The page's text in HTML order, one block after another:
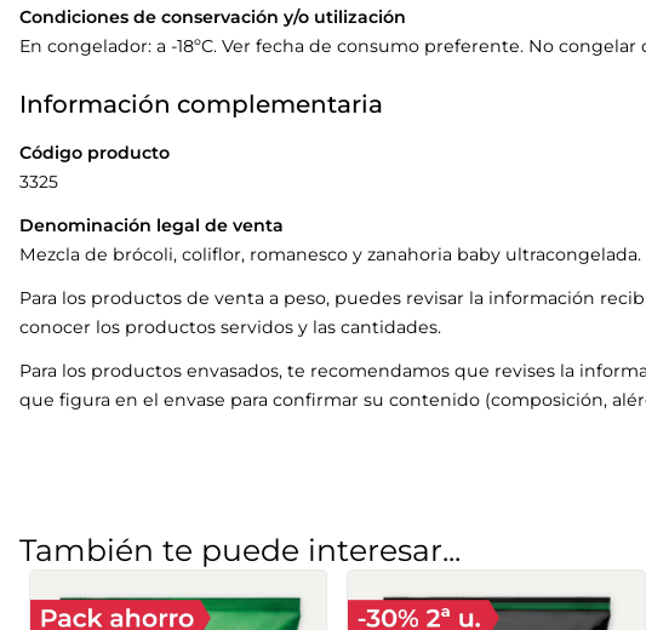
Condiciones de conservación y/o utilización
En congelador: a -18ºC. Ver fecha de consumo preferente. No
Información complementaria
Código producto
3325
Denominación legal de venta
Mezcla de brócoli, coliflor, romanesco y zanahoria baby ultracongelada.
Para los productos de venta a peso, puedes revisar la información
conocer los productos servidos y las cantidades.
Para los productos envasados, te recomendamos que revises la
que figura en el envase para confirmar su contenido (composición,
También te puede interesar...